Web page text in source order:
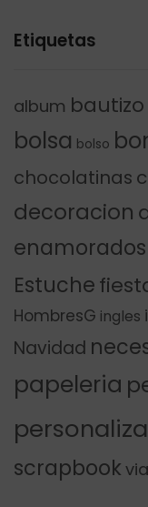
Etiquetas
album bautizo
bolsa bolso
chocolatinas
decoracion
enamorados
Estuche
HombresG ingles
Navidad
papeleria
scrapbook